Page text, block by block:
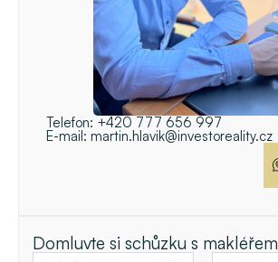
Telefon: +420 777 656 997
E-mail: martin.hlavik@investoreality.cz
Domluvte si schůzku s makléřem